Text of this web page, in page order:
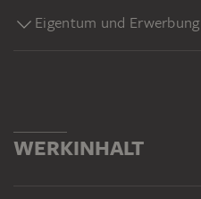
Eigentum und Erwerbung
WERKINHALT